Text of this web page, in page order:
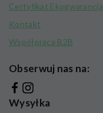
Certyfikat Ekogwarancja
Kontakt
Współpraca B2B
Obserwuj nas na:
Wysyłka